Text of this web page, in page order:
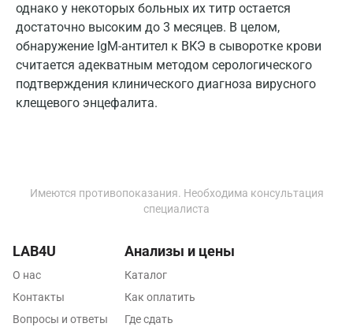
однако у некоторых больных их титр остается
достаточно высоким до 3 месяцев. В целом,
обнаружение IgM-антител к ВКЭ в сыворотке крови
считается адекватным методом серологического
подтверждения клинического диагноза вирусного
клещевого энцефалита.
Майкоп
Мурино
Мурманск
Мытищи
Нижневартовск
Новороссийск
Новосибирск
Имеются противопоказания. Необходима консультация
специалиста
LAB4U
О нас
Контакты
Вопросы и ответы
Анализы и цены
Каталог
Как оплатить
Где сдать